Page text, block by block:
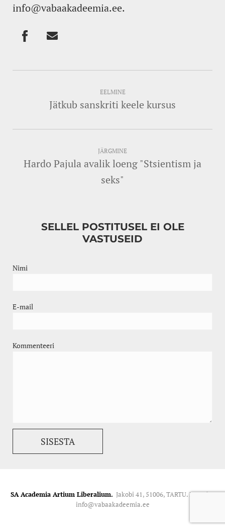
info@vabaakadeemia.ee.
EELMINE
Jätkub sanskriti keele kursus
JÄRGMINE
Hardo Pajula avalik loeng "Stsientism ja
seks"
SELLEL POSTITUSEL EI OLE
VASTUSEID
Nimi
E-mail
Kommenteeri
SA Academia Artium Liberalium. Jakobi 41, 51006, TARTU. Kontakt:
info@vabaakadeemia.ee